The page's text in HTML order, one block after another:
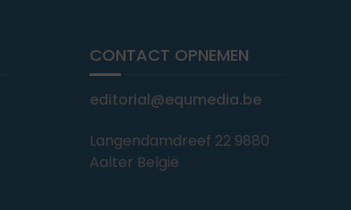
CONTACT OPNEMEN
editorial@equmedia.be
Langendamdreef 22 9880
Aalter België